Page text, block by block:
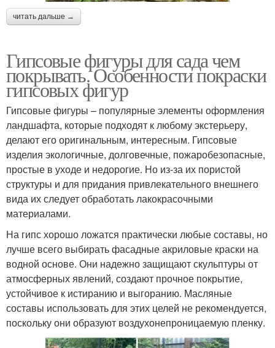
читать дальше →
Гипсовые фигуры для сада чем
покрывать. Особенности покраски
гипсовых фигур
Гипсовые фигуры – популярные элементы оформления
ландшафта, которые подходят к любому экстерьеру,
делают его оригинальным, интересным. Гипсовые
изделия экологичные, долговечные, пожаробезопасные,
простые в уходе и недорогие. Но из-за их пористой
структуры и для придания привлекательного внешнего
вида их следует обработать лакокрасочными
материалами.
На гипс хорошо ложатся практически любые составы, но
лучше всего выбирать фасадные акриловые краски на
водной основе. Они надежно защищают скульптуры от
атмосферных явлений, создают прочное покрытие,
устойчивое к истиранию и выгоранию. Масляные
составы использовать для этих целей не рекомендуется,
поскольку они образуют воздухонепроницаемую пленку.